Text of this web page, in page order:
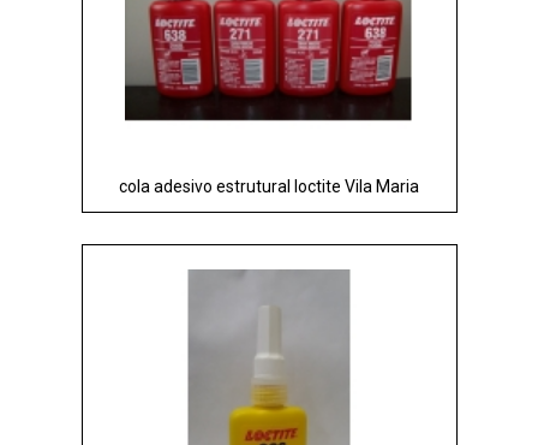
cola adesivo estrutural loctite Vila Maria